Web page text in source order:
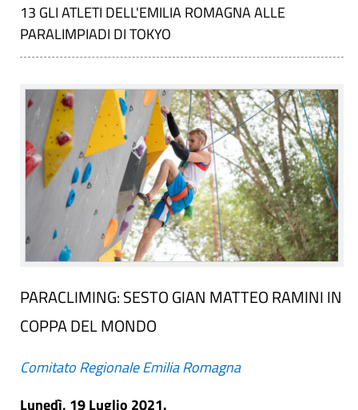
13 GLI ATLETI DELL'EMILIA ROMAGNA ALLE
PARALIMPIADI DI TOKYO
PARACLIMING: SESTO GIAN MATTEO RAMINI IN
COPPA DEL MONDO
Comitato Regionale Emilia Romagna
Lunedì, 19 Luglio 2021.